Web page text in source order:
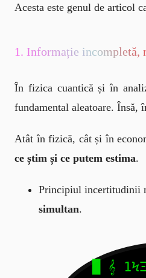
Acesta este genul de articol
1. Informație incompletă,
În fizica cuantică și în
fundamental aleatoare. Însă,
Atât în fizică, cât și în
ce știm și ce putem estima.
Principiul incertitudinii
simultan.